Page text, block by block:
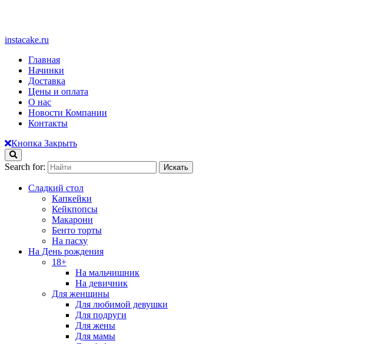
instacake.ru
Главная
Начинки
Доставка
Цены и оплата
О нас
Новости Компании
Контакты
Кнопка Закрыть
Search for:
Сладкий стол
Капкейки
Кейкпопсы
Макарони
Бенто торты
На пасху
На День рождения
18+
На мальчишник
На девичник
Для женщины
Для любимой девушки
Для подруги
Для жены
Для мамы